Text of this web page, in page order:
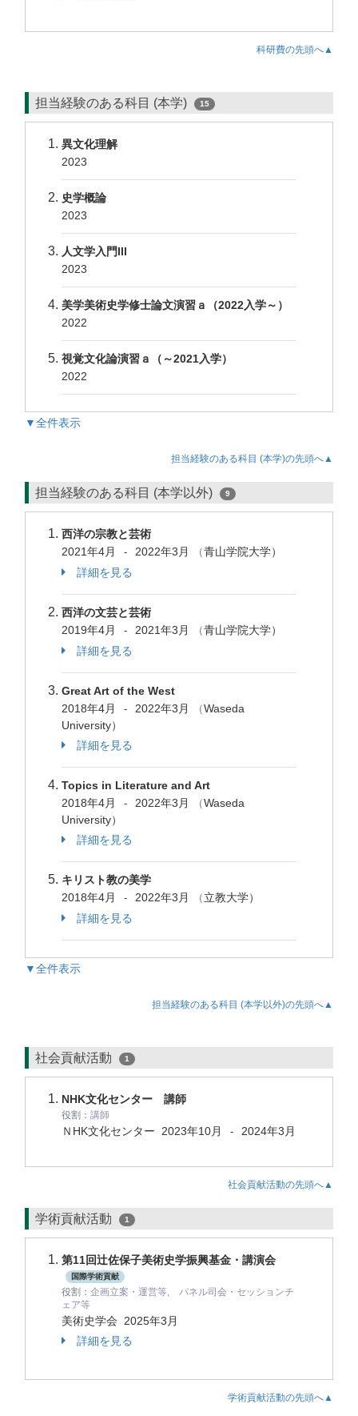
科研費の先頭へ▲
担当経験のある科目 (本学) 15
異文化理解
2023
史学概論
2023
人文学入門III
2023
美学美術史学修士論文演習ａ（2022入学～）
2022
視覚文化論演習ａ（～2021入学）
2022
▼全件表示
担当経験のある科目 (本学)の先頭へ▲
担当経験のある科目 (本学以外) 9
西洋の宗教と芸術
2021年4月
- 2022年3月 （青山学院大学）
詳細を見る
西洋の文芸と芸術
2019年4月
- 2021年3月 （青山学院大学）
詳細を見る
Great Art of the West
2018年4月
- 2022年3月 （Waseda
University）
詳細を見る
Topics in Literature and Art
2018年4月
- 2022年3月 （Waseda
University）
詳細を見る
キリスト教の美学
2018年4月
- 2022年3月 （立教大学）
詳細を見る
▼全件表示
担当経験のある科目 (本学以外)の先頭へ▲
社会貢献活動 1
NHK文化センター 講師
役割： 講師
ＮHK文化センター 2023年10月 - 2024年3月
社会貢献活動の先頭へ▲
学術貢献活動 1
第11回辻佐保子美術史学振興基金・講演会
国際学術貢献
役割： 企画立案・運営等, パネル司会・セッションチ
ェア等
美術史学会 2025年3月
詳細を見る
学術貢献活動の先頭へ▲